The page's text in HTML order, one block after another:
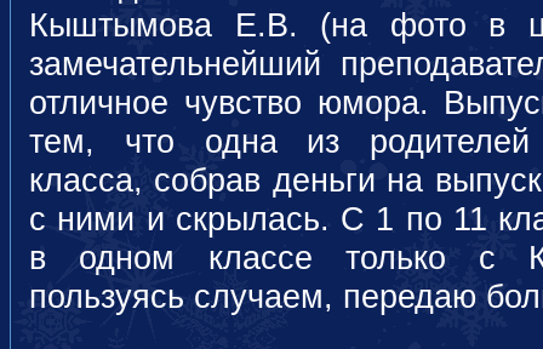
Кыштымова Е.В. (на фото в
замечательнейший
отличное чувство юмора.
тем, что одна из родителей
класса, собрав деньги на
с ними и скрылась. С 1 по 11
в одном классе только с
пользуясь случаем, передаю